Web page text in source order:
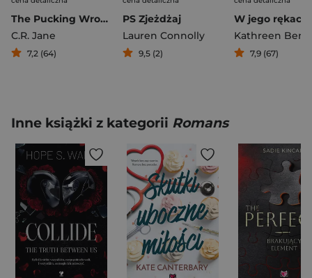
The Pucking Wrong Guy
C.R. Jane
7,2 (64)
PS Zjeżdżaj
Lauren Connolly
9,5 (2)
Kathreen
7,9 (67)
Inne książki z kategorii Romans